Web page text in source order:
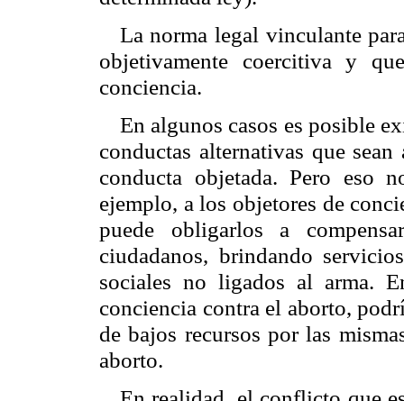
La norma legal vinculante
objetivamente coercitiva y
conciencia.
En algunos casos es posible
conductas alternativas que
conducta objetada. Pero eso
ejemplo, a los objetores de
puede obligarlos a
ciudadanos, brindando
sociales no ligados al arma.
conciencia contra el aborto,
de bajos recursos por las
aborto.